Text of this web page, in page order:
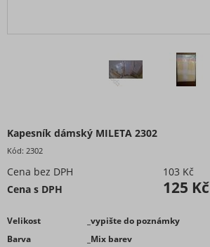
Obuv - Boty
Extravagantní móda
Kapesník dámský MILETA 2302
Kód: 2302
Cena bez DPH
103 Kč
Cena s DPH
125 Kč
Velikost
_vypište do poznámky
Barva
_Mix barev